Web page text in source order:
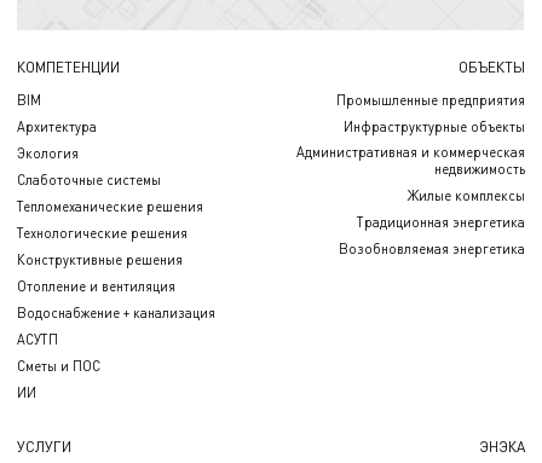
КОМПЕТЕНЦИИ
BIM
Архитектура
Экология
Слаботочные системы
Тепломеханические решения
Технологические решения
Конструктивные решения
Отопление и вентиляция
Водоснабжение + канализация
АСУТП
Сметы и ПОС
ИИ
ОБЪЕКТЫ
Промышленные предприятия
Инфраструктурные объекты
Административная и коммерческая
недвижимость
Жилые комплексы
Традиционная энергетика
Возобновляемая энергетика
УСЛУГИ ЭНЭКА